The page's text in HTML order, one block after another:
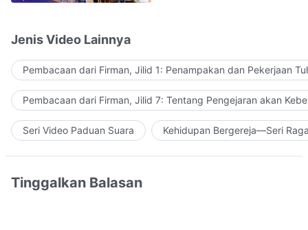
Jenis Video Lainnya
Pembacaan dari Firman, Jilid 1: Penampakan dan Pekerjaan
Pembacaan dari Firman, Jilid 7: Tentang Pengejaran akan
Seri Video Paduan Suara Kehidupan Bergereja—Seri
Tinggalkan Balasan